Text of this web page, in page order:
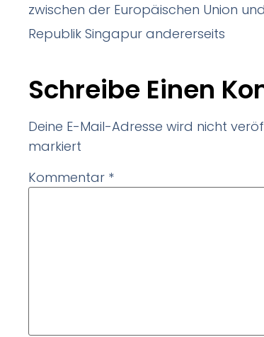
zwischen der Europäischen Union
Republik Singapur andererseits
Schreibe Einen
Deine E-Mail-Adresse wird nicht
markiert
Kommentar *